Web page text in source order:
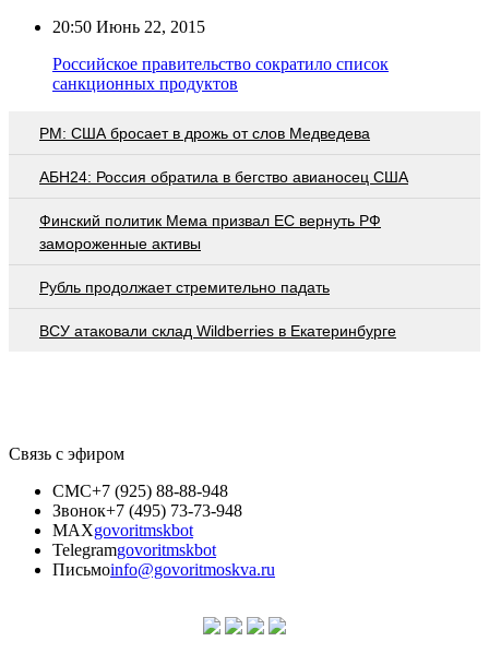
20:50 Июнь 22, 2015
Российское правительство сократило список
санкционных продуктов
PM: США бросает в дрожь от слов Медведева
АБН24: Россия обратила в бегство авианосец США
Финский политик Мема призвал ЕС вернуть РФ
замороженные активы
Рубль продолжает стремительно падать
ВСУ атаковали склад Wildberries в Екатеринбурге
Связь с эфиром
СМС+7 (925) 88-88-948
Звонок+7 (495) 73-73-948
MAXgovoritmskbot
Telegramgovoritmskbot
Письмоinfo@govoritmoskva.ru